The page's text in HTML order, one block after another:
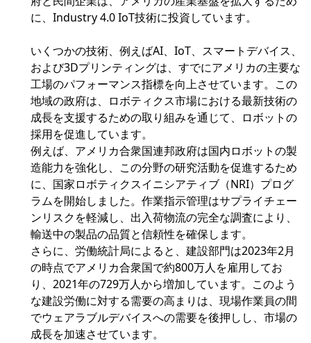
に、Industry 4.0 IoT技術に投資しています。
いくつかの技術、例えばAI、IoT、スマートデバイス、
および3Dプリンティングは、すでにアメリカの主要な
工場のパフォーマンス指標を向上させています。この
地域の政府は、ロボティクス市場における最新技術の
成長を支援するための取り組みを通じて、ロボットの
採用を促進しています。
例えば、アメリカ合衆国連邦政府は国内ロボットの製
造能力を強化し、この分野の研究活動を促進するため
に、国家ロボティクスイニシアティブ（NRI）プログ
ラムを開始しました。作業指示管理はサプライチェー
ンリスクを軽減し、出入荷物流の完全な調査により、
輸送中の製品の品質と信頼性を確保します。
さらに、労働統計局によると、建設部門は2023年2月
の時点でアメリカ合衆国で約800万人を雇用してお
り、2021年の729万人から増加しています。このよう
な建設労働に対する需要の高まりは、現場作業員の間
でウェアラブルデバイスへの需要を後押しし、市場の
成長を加速させています。